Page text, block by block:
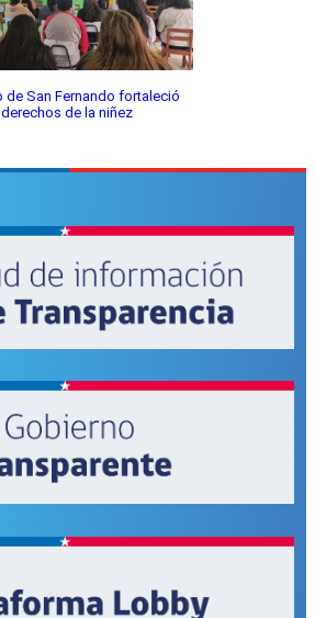
de San Fernando fortaleció
de la niñez